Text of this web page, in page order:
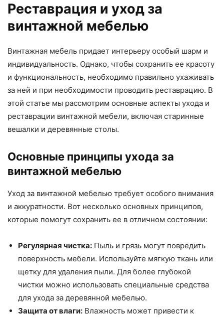
Реставрация и уход за
винтажной мебелью
Винтажная мебель придает интерьеру особый шарм и
индивидуальность. Однако, чтобы сохранить ее красоту
и функциональность, необходимо правильно ухаживать
за ней и при необходимости проводить реставрацию. В
этой статье мы рассмотрим основные аспекты ухода и
реставрации винтажной мебели, включая старинные
вешалки и деревянные столы.
Основные принципы ухода за
винтажной мебелью
Уход за винтажной мебелью требует особого внимания
и аккуратности. Вот несколько основных принципов,
которые помогут сохранить ее в отличном состоянии:
Регулярная чистка: Пыль и грязь могут повредить
поверхность мебели. Используйте мягкую ткань или
щетку для удаления пыли. Для более глубокой
чистки можно использовать специальные средства
для ухода за деревянной мебелью.
Защита от влаги: Влажность может привести к